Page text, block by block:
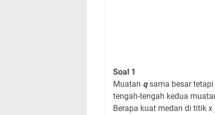
Soal 1
Muatan qsama besar tetapi
tengah-tengah kedua
Berapa kuat medan di titik